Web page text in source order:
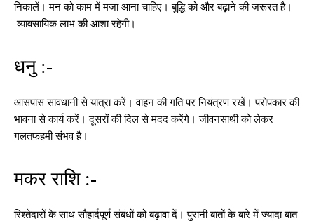
निकालें। मन को काम में मजा आना चाहिए। बुद्धि को और बढ़ाने की जरूरत है।
व्यावसायिक लाभ की आशा रहेगी।
धनु :-
आसपास सावधानी से यात्रा करें। वाहन की गति पर नियंत्रण रखें। परोपकार की
भावना से कार्य करें। दूसरों की दिल से मदद करेंगे। जीवनसाथी को लेकर
गलतफहमी संभव है।
मकर राशि :-
रिश्तेदारों के साथ सौहार्दपूर्ण संबंधों को बढ़ावा दें। पुरानी बातों के बारे में ज्यादा बात